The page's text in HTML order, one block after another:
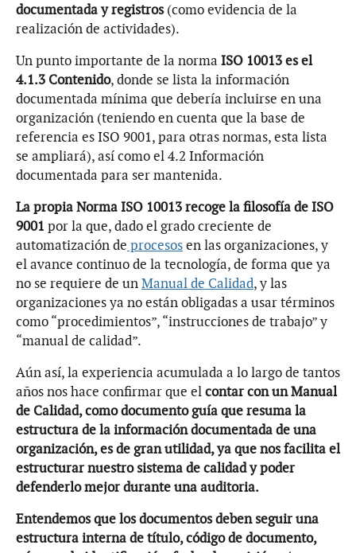
documentada y registros(como evidencia de la
realización de actividades).
Un punto importante de la norma ISO 10013 es el
4.1.3 Contenido, donde se lista la información
documentada mínima que debería incluirse en una
organización (teniendo en cuenta que la base de
referencia es ISO 9001, para otras normas, esta lista
se ampliará), así como el 4.2 Información
documentada para ser mantenida.
La propia Norma ISO 10013 recoge la filosofía de ISO
9001 por la que, dado el grado creciente de
automatización de procesosen las organizaciones, y
el avance continuo de la tecnología, de forma que ya
no se requiere de unManual de Calidad, y las
organizaciones ya no están obligadas a usar términos
como “procedimientos”, “instrucciones de trabajo” y
“manual de calidad”.
Aún así, la experiencia acumulada a lo largo de tantos
años nos hace confirmar que elcontar con un Manual
de Calidad, como documento guía que resuma la
estructura de la información documentada de una
organización, es de gran utilidad, ya que nos facilita el
estructurar nuestro sistema de calidad y poder
defenderlo mejor durante una auditoria.
Entendemos que los documentos deben seguir una
estructura interna de título, código de documento,